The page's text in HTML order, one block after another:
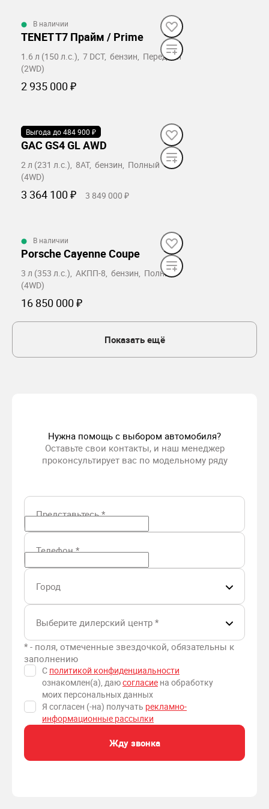
В наличии
TENET T7 Прайм / Prime
1.6 л (150 л.с.), 7 DCT, бензин, Передний
(2WD)
2 935 000 ₽
Выгода до 484 900 ₽
В наличии
GAC GS4 GL AWD
2 л (231 л.с.), 8AT, бензин, Полный
(4WD)
3 364 100 ₽ 3 849 000 ₽
В наличии
Porsche Cayenne Coupe
3 л (353 л.с.), АКПП-8, бензин, Полный
(4WD)
16 850 000 ₽
Показать ещё
Нужна помощь с выбором автомобиля?
Оставьте свои контакты, и наш менеджер
проконсультирует вас по модельному ряду
Представьтесь*
Телефон*
Город
Выберите дилерский центр *
* - поля, отмеченные звездочкой, обязательны к
заполнению
С политикой конфиденциальности
ознакомлен(а), даюсогласие
моих персональных данных
Я согласен (-на) получать рекламно-
информационные рассылки
Жду звонка